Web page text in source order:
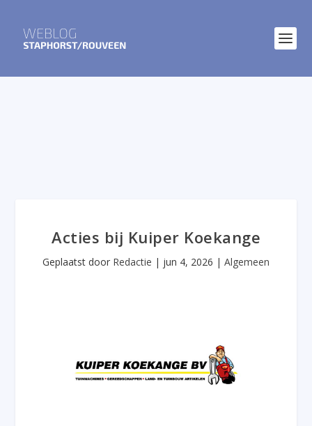
Acties bij Kuiper Koekange
Geplaatst door Redactie | jun 4, 2026 | Algemeen